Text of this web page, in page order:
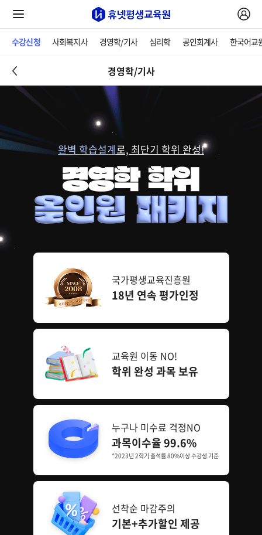
수강신청 사회복지사 경영학/기사 심리학 공인회계사 한국어교
경영학/기사
완벽 학습설계로, 최단기 학위 완성!
국가평생교육진흥원
18년 연속 평가인정
교육원 이동 NO!
학위 완성 과목 보유
누구나 미수료 걱정NO
과목이수율 99.6%
*2023년 2학기 출석률 80%이상 수강생 기준
선착순 마감주의
기본+추가할인 제공